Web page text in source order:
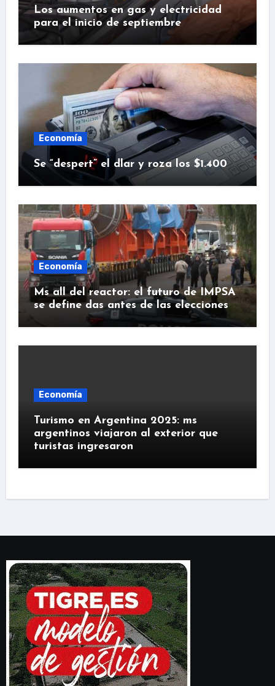
Los aumentos en gas y electricidad
para el inicio de septiembre
Economía
Se “despert” el dlar y roza los $1.400
Economía
Ms all del reactor: el futuro de IMPSA
se define das antes de las elecciones
Economía
Turismo en Argentina 2025: ms
argentinos viajaron al exterior que
turistas ingresaron